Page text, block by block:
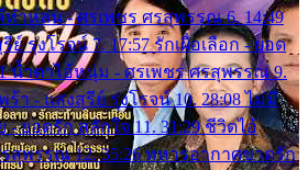
ทำหล่น - ศรเพชร ศรสุพรรณ 6. 14:49
ย์ รุ่งโรจน์ 7. 17:57 รักเผื่อเลือก - ยอด
น้ำตาไอ้หนุ่ม - ศรเพชร ศรสุพรรณ 9.
า - แสงสุรีย์ รุ่งโรจน์ 10. 28:08 ไม่มี
- ยอดรัก สลักใจ 11. 31:29 ชีวิตไอ้
สุพรรณ 12. 35:26 ทหารอากาศขาดรัก